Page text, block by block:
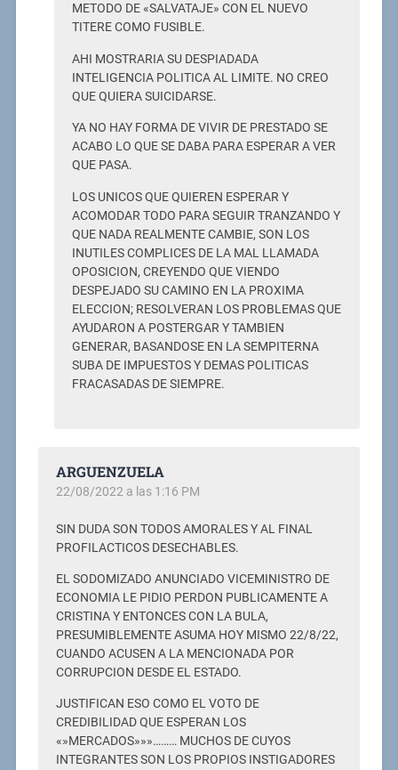
METODO DE «SALVATAJE» CON EL NUEVO
TITERE COMO FUSIBLE.
AHI MOSTRARIA SU DESPIADADA
INTELIGENCIA POLITICA AL LIMITE. NO CREO
QUE QUIERA SUICIDARSE.
YA NO HAY FORMA DE VIVIR DE PRESTADO SE
ACABO LO QUE SE DABA PARA ESPERAR A VER
QUE PASA.
LOS UNICOS QUE QUIEREN ESPERAR Y
ACOMODAR TODO PARA SEGUIR TRANZANDO Y
QUE NADA REALMENTE CAMBIE, SON LOS
INUTILES COMPLICES DE LA MAL LLAMADA
OPOSICION, CREYENDO QUE VIENDO
DESPEJADO SU CAMINO EN LA PROXIMA
ELECCION; RESOLVERAN LOS PROBLEMAS QUE
AYUDARON A POSTERGAR Y TAMBIEN
GENERAR, BASANDOSE EN LA SEMPITERNA
SUBA DE IMPUESTOS Y DEMAS POLITICAS
FRACASADAS DE SIEMPRE.
ARGUENZUELA
22/08/2022 a las 1:16 PM
SIN DUDA SON TODOS AMORALES Y AL FINAL
PROFILACTICOS DESECHABLES.
EL SODOMIZADO ANUNCIADO VICEMINISTRO DE
ECONOMIA LE PIDIO PERDON PUBLICAMENTE A
CRISTINA Y ENTONCES CON LA BULA,
PRESUMIBLEMENTE ASUMA HOY MISMO 22/8/22,
CUANDO ACUSEN A LA MENCIONADA POR
CORRUPCION DESDE EL ESTADO.
JUSTIFICAN ESO COMO EL VOTO DE
CREDIBILIDAD QUE ESPERAN LOS
«»MERCADOS»»»……… MUCHOS DE CUYOS
INTEGRANTES SON LOS PROPIOS INSTIGADORES